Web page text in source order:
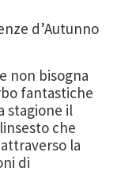
d’Autunno
non bisogna
fantastiche
stagione il
che
la
di